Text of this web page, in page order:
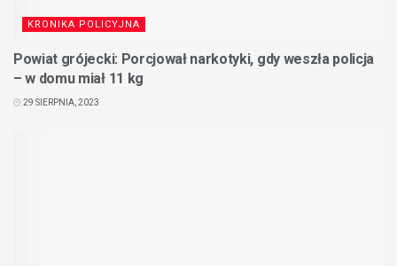
KRONIKA POLICYJNA
Powiat grójecki: Porcjował narkotyki, gdy weszła policja
– w domu miał 11 kg
29 SIERPNIA, 2023